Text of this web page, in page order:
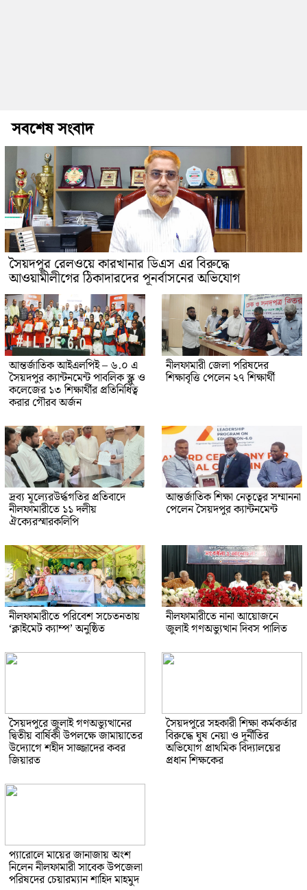
সবশেষ সংবাদ
সৈয়দপুর রেলওয়ে কারখানার ডিএস এর বিরুদ্ধে
আওয়ামীলীগের ঠিকাদারদের পূনর্বাসনের অভিযোগ
আন্তর্জাতিক আইএলপিই – ৬.০ এ
সৈয়দপুর ক্যান্টনমেন্ট পাবলিক স্ক্লু ও
কলেজের ১৩ শিক্ষার্থীর প্রতিনিধিত্ব
করার গৌরব অর্জন
নীলফামারী জেলা পরিষদের
শিক্ষাবৃত্তি পেলেন ২৭ শিক্ষার্থী
দ্রব্য মূল্যেরউর্দ্ধগতির প্রতিবাদে
নীলফামারীতে ১১ দলীয়
ঐক্যেরস্মারকলিপি
আন্তর্জাতিক শিক্ষা নেতৃত্বের সম্মাননা
পেলেন সৈয়দপুর ক্যান্টনমেন্ট
নীলফামারীতে পরিবেশ সচেতনতায়
‘ক্লাইমেট ক্যাম্প’ অনুষ্ঠিত
নীলফামারীতে নানা আয়োজনে
জুলাই গণঅভ্যুত্থান দিবস পালিত
সৈয়দপুরে জুলাই গণঅভ্যুত্থানের
দ্বিতীয় বার্ষিকী উপলক্ষে জামায়াতের
উদ্যোগে শহীদ সাজ্জাদের কবর
জিয়ারত
সৈয়দপুরে সহকারী শিক্ষা কর্মকর্তার
বিরুদ্ধে ঘুষ নেয়া ও দূর্নীতির
অভিযোগ প্রাথমিক বিদ্যালয়ের
প্রধান শিক্ষকের
প্যারোলে মায়ের জানাজায় অংশ
নিলেন নীলফামারী সাবেক উপজেলা
পরিষদের চেয়ারম্যান শাহিদ মাহমুদ